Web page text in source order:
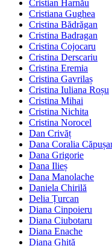
Cristian Harnău
Cristiana Gughea
Cristina Bădrăgan
Cristina Badragan
Cristina Cojocaru
Cristina Derscariu
Cristina Eremia
Cristina Gavrilaș
Cristina Iuliana Roșu
Cristina Mihai
Cristina Nichita
Cristina Norocel
Dan Crivăț
Dana Coralia
Dana Grigorie
Dana Ilieș
Dana Manolache
Daniela Chirilă
Delia Țurcan
Diana Cinpoieru
Diana Ciubotaru
Diana Enache
Diana Ghiță